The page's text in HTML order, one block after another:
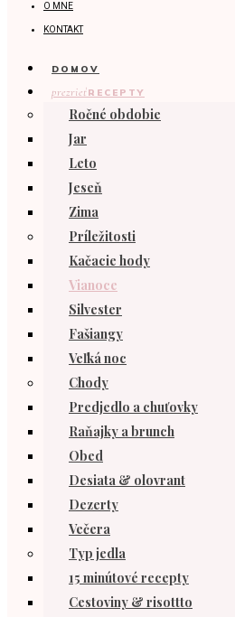
O MNE
KONTAKT
DOMOV
prezrieťRECEPTY
Ročné obdobie
Jar
Leto
Jeseň
Zima
Príležitosti
Kačacie hody
Vianoce
Silvester
Fašiangy
Veľká noc
Chody
Predjedlo a chuťovky
Raňajky a brunch
Obed
Desiata & olovrant
Dezerty
Večera
Typ jedla
15 minútové recepty
Cestoviny & risottto